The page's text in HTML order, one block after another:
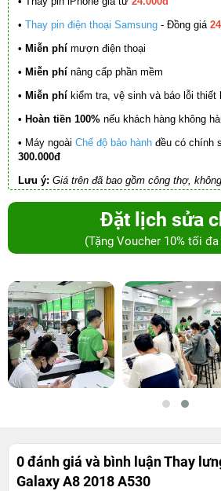
• Thay pin điện thoại Samsung - Đồng giá
• Miễn phí mượn điện thoại
• Miễn phí nâng cấp phần mềm
• Miễn phí kiểm tra, vệ sinh và báo lỗi thiết
• Hoàn tiền 100% nếu khách hàng không
• Máy ngoài Chế độ bảo hành đều có chính
300.000đ
Lưu ý: Giá trên đã bao gồm công thợ,
Đặt lịch sửa
(Tặng Voucher 10% tối
0 đánh giá và bình luậnThay
Galaxy A8 2018 A530